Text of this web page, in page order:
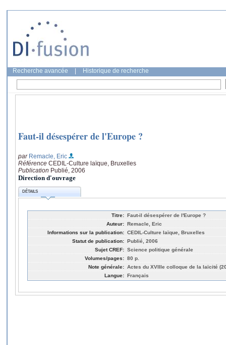
Recherche avancée Historique de recherche
Faut-il désespérer de l'Europe ?
par Remacle, Eric
Référence CEDIL-Culture laïque, Bruxelles
Publication Publié, 2006
Direction d'ouvrage
DÉTAILS
Titre: Faut-il désespérer de l'Europe ?
Auteur: Remacle, Eric
Informations sur la publication: CEDIL-Culture laïque, Bruxelles
Statut de publication: Publié, 2006
Sujet CREF: Science politique générale
Volumes/pages: 80 p.
Note générale: Actes du XVIIIe colloque de la laïcité
Langue: Français